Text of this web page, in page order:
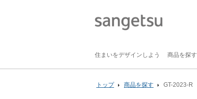
住まいをデザインしよう 商品を探す
トップ 商品を探す GT-2023-R